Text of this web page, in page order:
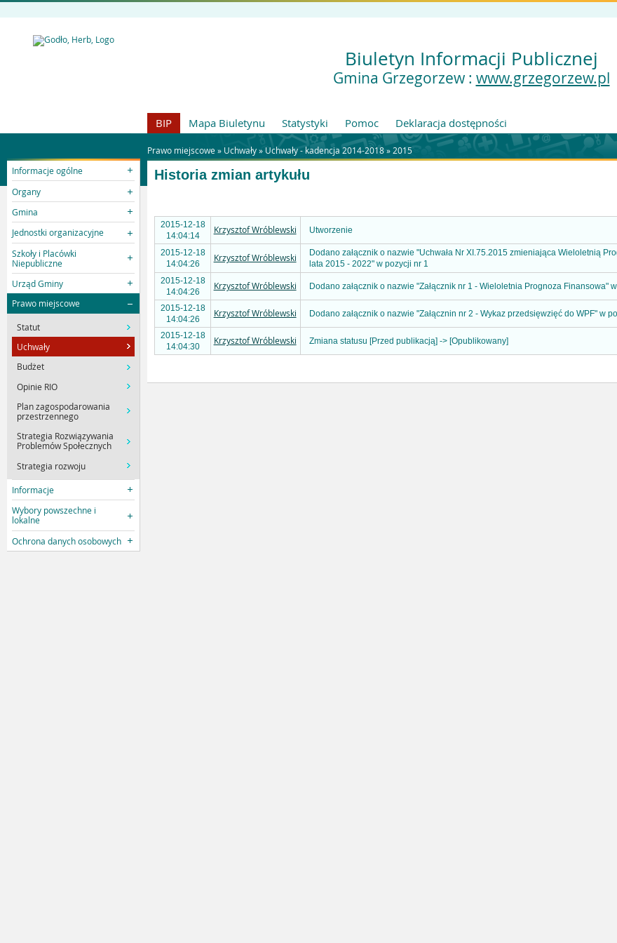
Biuletyn Informacji Publicznej
Gmina Grzegorzew : www.grzegorzew.pl
BIP Mapa Biuletynu Statystyki Pomoc Deklaracja dostępności
Prawo miejscowe » Uchwały» Uchwały - kadencja 2014-2018» 2015
Informacje ogólne
Organy
Gmina
Jednostki organizacyjne
Szkoły i Placówki
Niepubliczne
Urząd Gminy
Prawo miejscowe
Statut
Uchwały
Budżet
Opinie RIO
Plan zagospodarowania
przestrzennego
Strategia Rozwiązywania
Problemów Społecznych
Strategia rozwoju
Informacje
Wybory powszechne i
lokalne
Ochrona danych osobowych
Historia zmian artykułu
2015-12-18
14:04:14
Krzysztof Wróblewski Utworzenie
2015-12-18
14:04:26
Krzysztof Wróblewski
Dodano załącznik o nazwie "Uchwała Nr XI.75.2015 zmieniająca Wieloletnią
lata 2015 - 2022" w pozycji nr 1
2015-12-18
14:04:26
Krzysztof Wróblewski Dodano załącznik o nazwie "Załącznik nr 1 - Wieloletnia Prognoza Finansowa"
2015-12-18
14:04:26
Krzysztof Wróblewski Dodano załącznik o nazwie "Załącznin nr 2 - Wykaz przedsięwzięć do WPF" w
2015-12-18
14:04:30
Krzysztof Wróblewski Zmiana statusu [Przed publikacją] -> [Opublikowany]